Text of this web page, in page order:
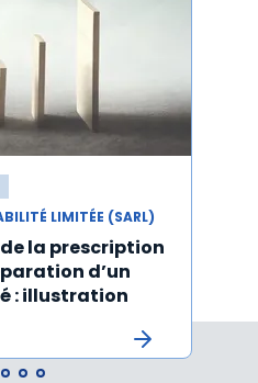
LIMITÉE (SARL)
la prescription
d’un
: illustration